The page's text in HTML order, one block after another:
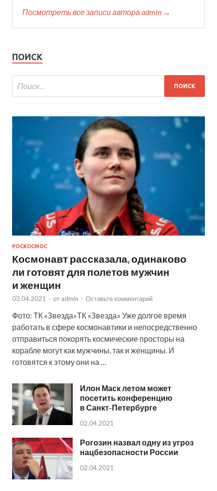
Посмотреть все записи автора admin →
ПОИСК
РОСКОСМОС
Космонавт рассказала, одинаково
ли готовят для полетов мужчин
и женщин
03.04.2021 - от admin - Оставьте комментарий
Фото: ТК «Звезда»ТК «Звезда» Уже долгое время
работать в сфере космонавтики и непосредственно
отправиться покорять космические просторы на
корабле могут как мужчины, так и женщины. И
готовятся к этому они на …
Илон Маск летом может
посетить конференцию
в Санкт-Петербурге
02.04.2021
Рогозин назвал одну из угроз
нацбезопасности России
02.04.2021